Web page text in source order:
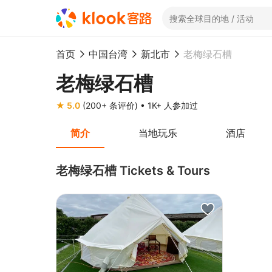
首页 中国台湾 新北市 老梅绿石槽
老梅绿石槽
★ 5.0 (200+ 条评价) • 1K+ 人参加过
简介 当地玩乐 酒店
老梅绿石槽 Tickets & Tours